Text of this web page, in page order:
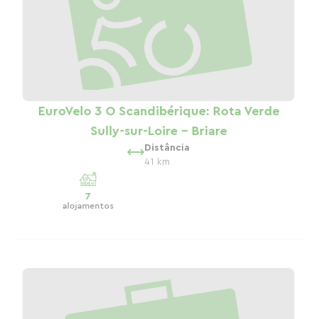
EuroVelo 3 O Scandibérique: Rota Verde
Sully-sur-Loire - Briare
Distância
41 km
7
alojamentos